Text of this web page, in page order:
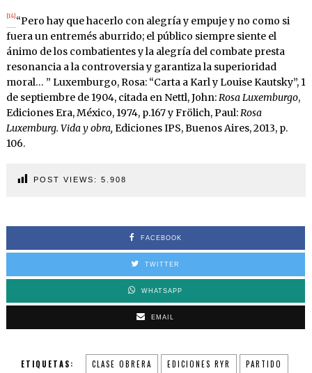
[14] “Pero hay que hacerlo con alegría y empuje y no como si
fuera un entremés aburrido; el público siempre siente el
ánimo de los combatientes y la alegría del combate presta
resonancia a la controversia y garantiza la superioridad
moral… ” Luxemburgo, Rosa: “Carta a Karl y Louise Kautsky”, 1
de septiembre de 1904, citada en Nettl, John:Rosa Luxemburgo,
Ediciones Era, México, 1974, p.167 y Frölich, Paul:Rosa
Luxemburg. Vida y obra, Ediciones IPS, Buenos Aires, 2013, p.
106.
POST VIEWS: 5.908
FACEBOOK
TWITTER
WHATSAPP
EMAIL
ETIQUETAS: CLASE OBRERA EDICIONES RYR PARTIDO